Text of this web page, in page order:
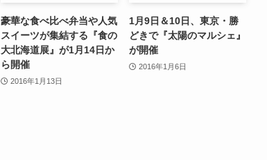
豪華な食べ比べ弁当や人気
スイーツが集結する『食の
大北海道展』が1月14日か
ら開催
2016年1月13日
1月9日＆10日、東京・勝
どきで『太陽のマルシェ』
が開催
2016年1月6日